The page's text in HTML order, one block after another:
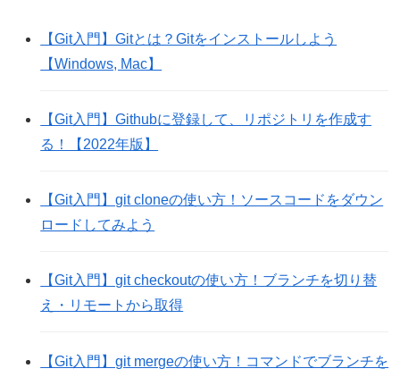
【Git入門】Gitとは？Gitをインストールしよう
【Windows, Mac】
【Git入門】Githubに登録して、リポジトリを作成す
る！【2022年版】
【Git入門】git cloneの使い方！ソースコードをダウン
ロードしてみよう
【Git入門】git checkoutの使い方！ブランチを切り替
え・リモートから取得
【Git入門】git mergeの使い方！コマンドでブランチを